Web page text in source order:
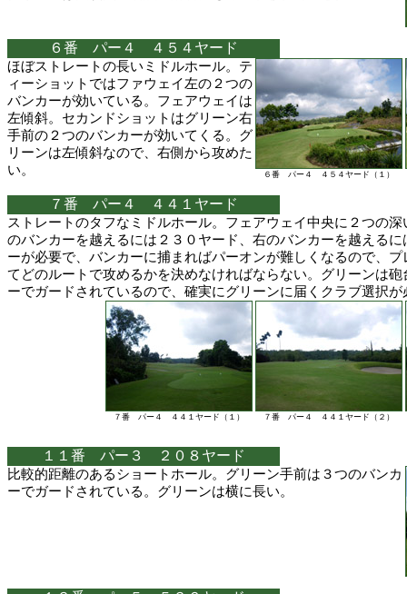
６番 パー４ ４５４ヤード
６番 パー４ ４５４ヤード（１）
ほぼストレートの長いミドルホール。テ
ィーショットではファウェイ左の２つの
バンカーが効いている。フェアウェイは
左傾斜。セカンドショットはグリーン右
手前の２つのバンカーが効いてくる。グ
リーンは左傾斜なので、右側から攻めた
い。
７番 パー４ ４４１ヤード
ストレートのタフなミドルホール。フェアウェイ中央に２つの
のバンカーを越えるには２３０ヤード、右のバンカーを越える
ーが必要で、バンカーに捕まればパーオンが難しくなるので、
てどのルートで攻めるかを決めなければならない。グリーンは
ーでガードされているので、確実にグリーンに届くクラブ選択が
７番 パー４ ４４１ヤード（２）
７番 パー４ ４４１ヤード（１）
１１番 パー３ ２０８ヤード
比較的距離のあるショートホール。グリーン手前は３つのバンカ
ーでガードされている。グリーンは横に長い。